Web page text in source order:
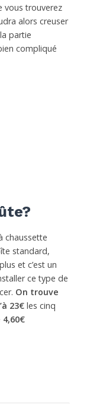
vous trouverez
alors creuser
partie
compliqué
chaussette
standard,
et c’est un
ce type de
On trouve
23€les cinq